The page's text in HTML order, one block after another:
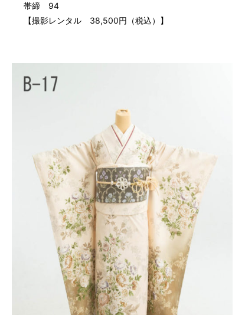
帯締 94
【撮影レンタル 38,500円（税込）】